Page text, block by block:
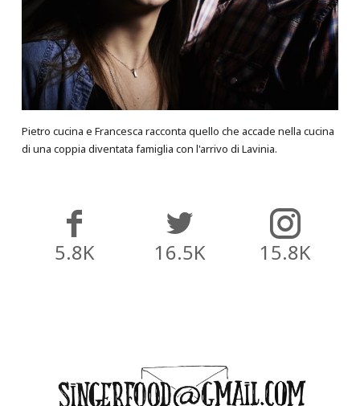
Pietro cucina e Francesca racconta quello che accade nella cucina
di una coppia diventata famiglia con l'arrivo di Lavinia.
5.8K 16.5K 15.8K